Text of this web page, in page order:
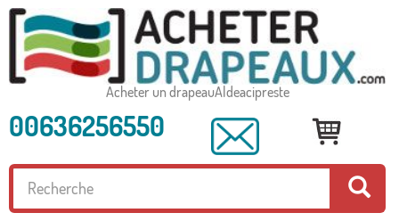
Acheter un drapeauAldeacipreste
00636256550